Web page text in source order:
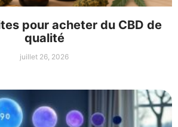
pour acheter du CBD de
qualité
juillet 26, 2026